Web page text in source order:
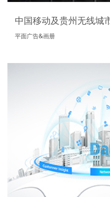
中国移动及贵州无线城
平面广告&画册